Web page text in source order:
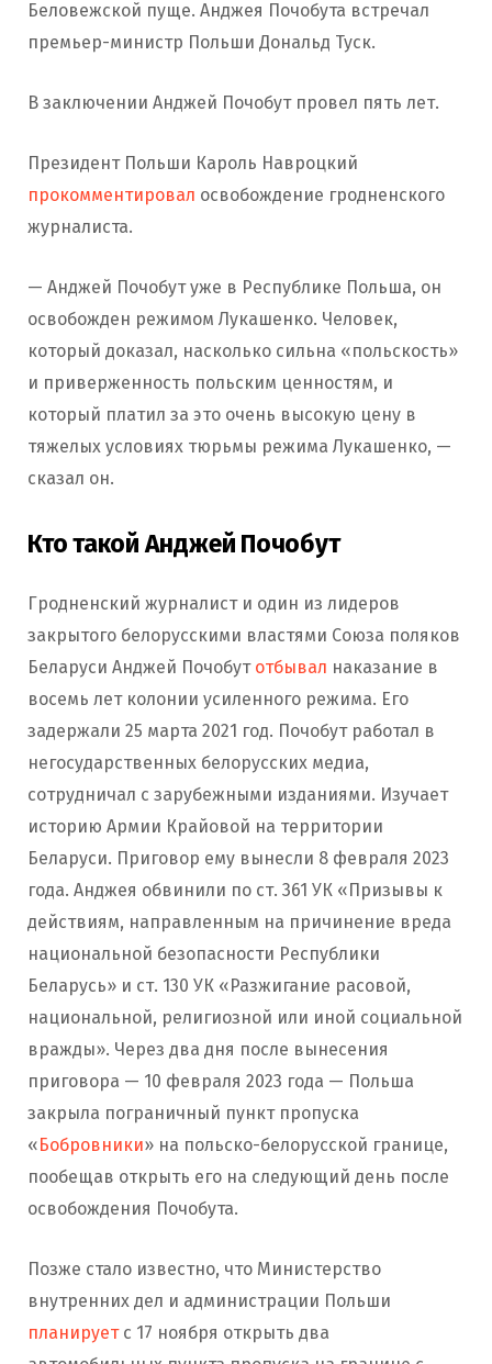
Беловежской пуще. Анджея Почобута встречал
премьер-министр Польши Дональд Туск.
В заключении Анджей Почобут провел пять лет.
Президент Польши Кароль Навроцкий
прокомментировал освобождение гродненского
журналиста.
— Анджей Почобут уже в Республике Польша, он
освобожден режимом Лукашенко. Человек,
который доказал, насколько сильна «польскость»
и приверженность польским ценностям, и
который платил за это очень высокую цену в
тяжелых условиях тюрьмы режима Лукашенко, —
сказал он.
Кто такой Анджей Почобут
Гродненский журналист и один из лидеров
закрытого белорусскими властями Союза поляков
Беларуси Анджей Почобут отбывал наказание в
восемь лет колонии усиленного режима. Его
задержали 25 марта 2021 год. Почобут работал в
негосударственных белорусских медиа,
сотрудничал с зарубежными изданиями. Изучает
историю Армии Крайовой на территории
Беларуси. Приговор ему вынесли 8 февраля 2023
года. Анджея обвинили по ст. 361 УК «Призывы к
действиям, направленным на причинение вреда
национальной безопасности Республики
Беларусь» и ст. 130 УК «Разжигание расовой,
национальной, религиозной или иной социальной
вражды». Через два дня после вынесения
приговора — 10 февраля 2023 года — Польша
закрыла пограничный пункт пропуска
«Бобровники» на польско-белорусской границе,
пообещав открыть его на следующий день после
освобождения Почобута.
Позже стало известно, что Министерство
внутренних дел и администрации Польши
планируетс 17 ноября открыть два